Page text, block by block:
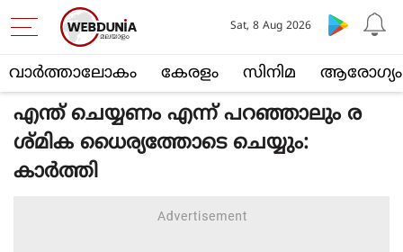
വാര്‍ത്താലോകം കേരളം സിനിമ ആരോഗ്യം
Sat, 8 Aug 2026
എന്ത് ചെയ്യണം എന്ന് പറഞ്ഞാലും ര
ശ്മിക ധൈര്യത്തോടെ ചെയ്യും:
കാര്‍ത്തി